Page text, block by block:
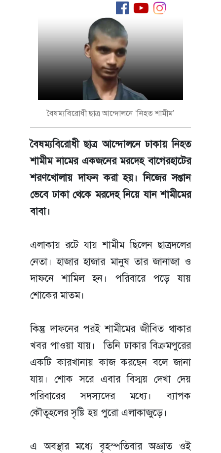
বৈষম্যবিরোধী ছাত্র আন্দোলনে ‘নিহত শামীম’
বৈষম্যবিরোধী ছাত্র আন্দোলনে ঢাকায় নিহত
শামীম নামের একজনের মরদেহ বাগেরহাটের
শরণখোলায় দাফন করা হয়। নিজের সন্তান
ভেবে ঢাকা থেকে মরদেহ নিয়ে যান শামীমের
বাবা।
এলাকায় রটে যায় শামীম ছিলেন ছাত্রদলের
নেতা। হাজার হাজার মানুষ তার জানাজা ও
দাফনে শামিল হন। পরিবারে পড়ে যায়
শোকের মাতম।
কিন্তু দাফনের পরই শামীমের জীবিত থাকার
খবর পাওয়া যায়। তিনি ঢাকার বিক্রমপুরের
একটি কারখানায় কাজ করছেন বলে জানা
যায়। শোক সরে এবার বিস্ময় দেখা দেয়
পরিবারের সদস্যদের মধ্যে। ব্যাপক
কৌতূহলের সৃষ্টি হয় পুরো এলাকাজুড়ে।
এ অবস্থার মধ্যে বৃহস্পতিবার অজ্ঞাত ওই